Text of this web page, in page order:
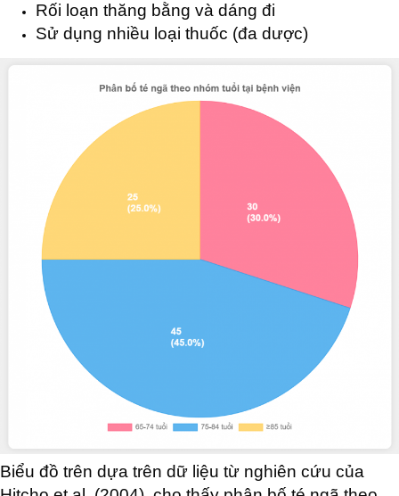
Rối loạn thăng bằng và dáng đi
Sử dụng nhiều loại thuốc (đa dược)
Biểu đồ trên dựa trên dữ liệu từ nghiên cứu của